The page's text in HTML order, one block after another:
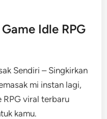
Idle RPG
Sendiri – Singkirkan
mi instan lagi,
RPG viral terbaru
kamu.